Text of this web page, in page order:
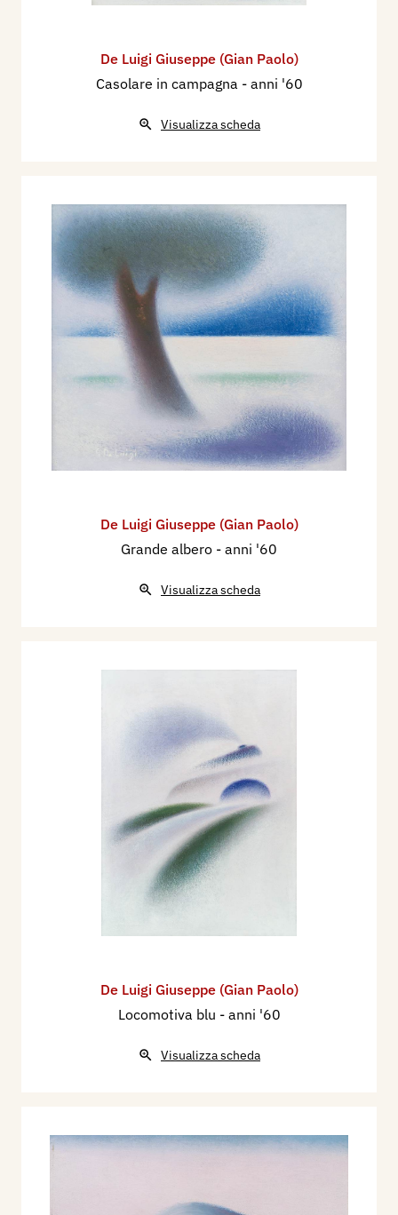
De Luigi Giuseppe (Gian Paolo)
Casolare in campagna - anni '60
Visualizza scheda
De Luigi Giuseppe (Gian Paolo)
Grande albero - anni '60
Visualizza scheda
De Luigi Giuseppe (Gian Paolo)
Locomotiva blu - anni '60
Visualizza scheda